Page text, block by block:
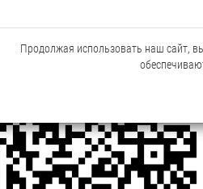
Продолжая использовать наш сайт,